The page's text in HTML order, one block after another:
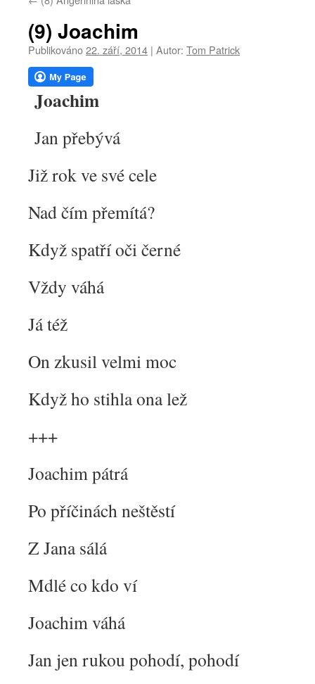
webu
(9) Joachim
Publikováno22. září, 2014 | Autor: Tom Patrick
Joachim
Jan přebývá
Již rok ve své cele
Nad čím přemítá?
Když spatří oči černé
Vždy váhá
Já též
On zkusil velmi moc
Když ho stihla ona lež
+++
Joachim pátrá
Po příčinách neštěstí
Z Jana sálá
Mdlé co kdo ví
Joachim váhá
Jan jen rukou pohodí, pohodí